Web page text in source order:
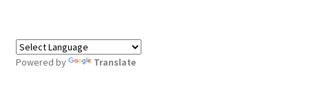
Powered by Translate